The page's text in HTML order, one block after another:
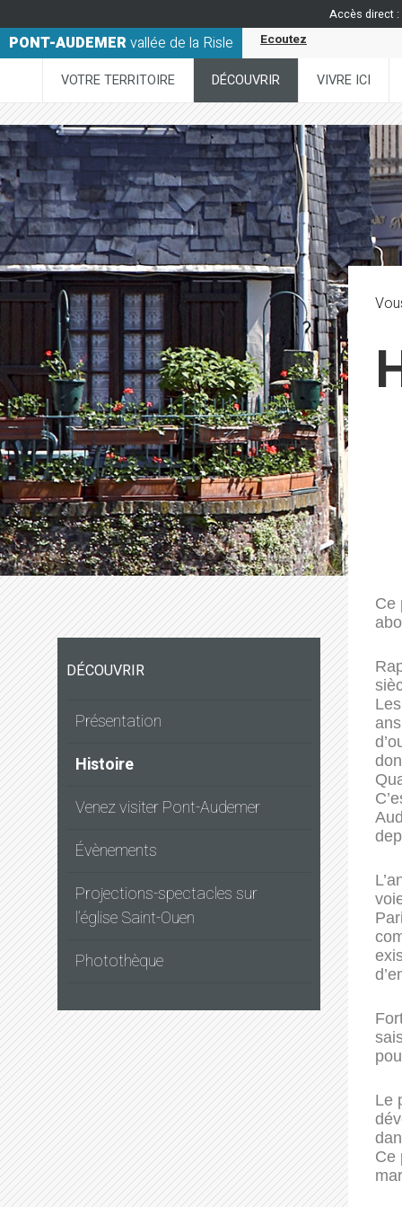
Accès direct :
PONT-AUDEMERvallée de la Risle Ecoutez
VOTRE TERRITOIRE DÉCOUVRIR VIVRE ICI
DÉCOUVRIR
Présentation
Histoire
Venez visiter Pont-Audemer
Évènements
Projections-spectacles sur
l’église Saint-Ouen
Photothèque
Ce
Le
Ce